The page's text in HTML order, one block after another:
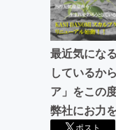
最近気にな
しているか
ア」をこの
弊社にお力
ポスト